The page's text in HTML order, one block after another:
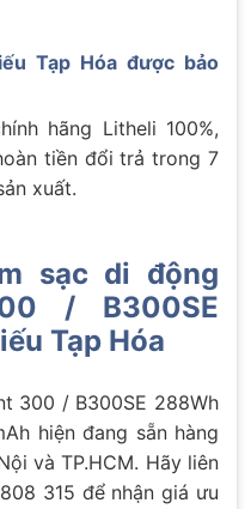
Tạp Hóa được bảo
hãng Litheli 100%,
tiền đổi trả trong 7
xuất.
sạc di động
/ B300SE
Tạp Hóa
300 / B300SE 288Wh
hiện đang sẵn hàng
và TP.HCM. Hãy liên
315 để nhận giá ưu